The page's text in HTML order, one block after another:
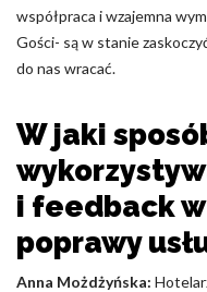
współpraca i wzajemna
Gości- są w stanie
do nas wracać.
W jaki
i feedback
poprawy
Anna Możdżyńska: